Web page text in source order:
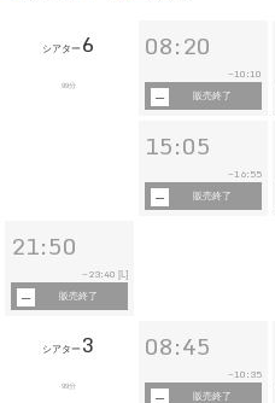
シアター 6
99分
08:20
~10:10
販売終了
15:05
~16:55
販売終了
21:50
~ 23:40 [L]
販売終了
シアター 3
99分
08:45
~10:35
販売終了